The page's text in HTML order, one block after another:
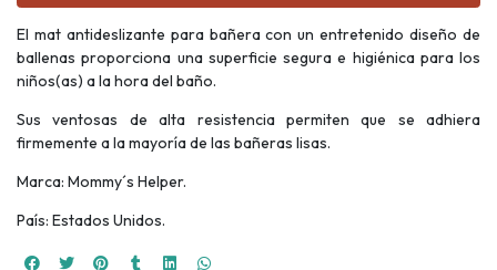
El mat antideslizante para bañera con un entretenido diseño de
ballenas proporciona una superficie segura e higiénica para los
niños(as) a la hora del baño.
Sus ventosas de alta resistencia permiten que se adhiera
firmemente a la mayoría de las bañeras lisas.
Marca: Mommy´s Helper.
País: Estados Unidos.